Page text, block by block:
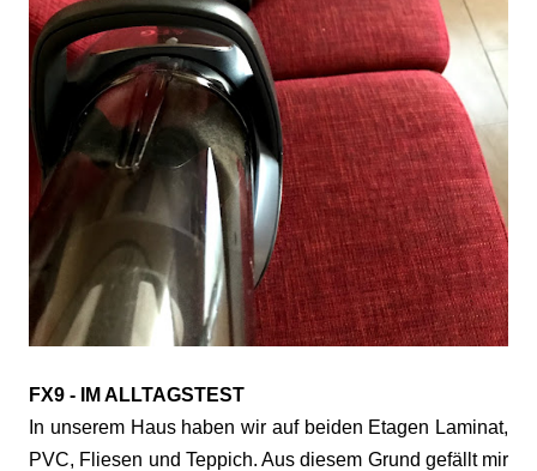
FX9 - IM ALLTAGSTEST
In unserem Haus haben wir auf beiden Etagen Laminat,
PVC, Fliesen und Teppich. Aus diesem Grund gefällt mir